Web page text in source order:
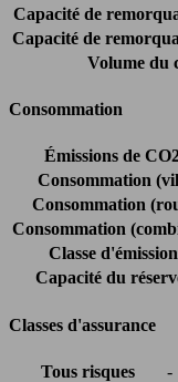
Capacité de
Capacité de
Volume du
Consommation
Émissions de
Consommation
Consommation
Consommation
Classe
Capacité du
Classes d'assurance
Tous risques
-